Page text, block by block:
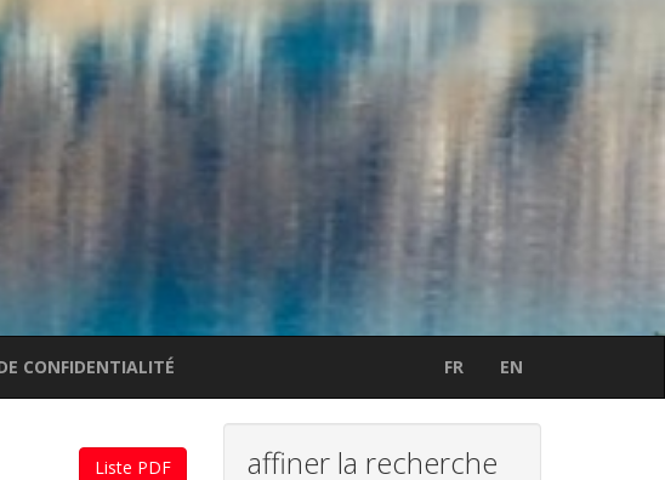
CONFIDENTIALITÉ FR EN
Liste PDF affiner la recherche